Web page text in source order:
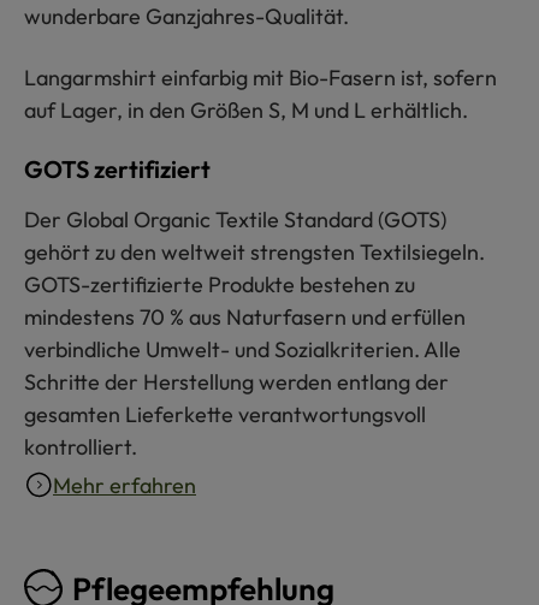
wunderbare Ganzjahres-Qualität.
Langarmshirt einfarbig mit Bio-Fasern ist, sofern
auf Lager, in den Größen S, M und L erhältlich.
GOTS zertifiziert
Der Global Organic Textile Standard (GOTS)
gehört zu den weltweit strengsten Textilsiegeln.
GOTS-zertifizierte Produkte bestehen zu
mindestens 70 % aus Naturfasern und erfüllen
verbindliche Umwelt- und Sozialkriterien. Alle
Schritte der Herstellung werden entlang der
gesamten Lieferkette verantwortungsvoll
kontrolliert.
Mehr erfahren
Pflegeempfehlung